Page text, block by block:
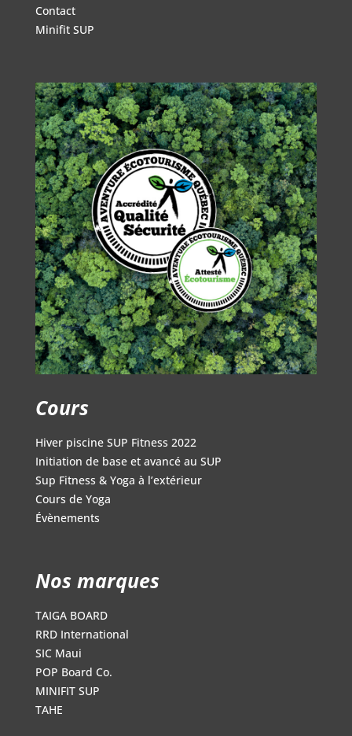
Contact
Minifit SUP
Cours
Hiver piscine SUP Fitness 2022
Initiation de base et avancé au SUP
Sup Fitness & Yoga à l’extérieur
Cours de Yoga
Évènements
Nos marques
TAIGA BOARD
RRD International
SIC Maui
POP Board Co.
MINIFIT SUP
TAHE